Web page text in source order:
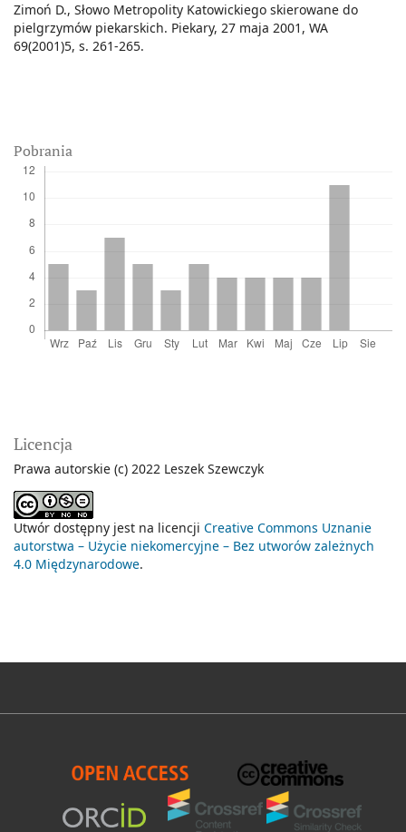
Pobrania
Zimoń D., Słowo Metropolity Katowickiego skierowane do
pielgrzymów piekarskich. Piekary, 27 maja 2001, WA
69(2001)5, s. 261-265.
Licencja
Prawa autorskie (c) 2022 Leszek Szewczyk
Utwór dostępny jest na licencji Creative Commons Uznanie
autorstwa – Użycie niekomercyjne – Bez utworów zależnych
4.0 Międzynarodowe.